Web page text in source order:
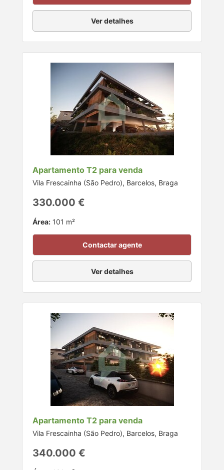
Ver detalhes
Apartamento T2 para venda
Vila Frescainha (São Pedro), Barcelos, Braga
330.000 €
Área: 101 m²
Contactar agente
Ver detalhes
Apartamento T2 para venda
Vila Frescainha (São Pedro), Barcelos, Braga
340.000 €